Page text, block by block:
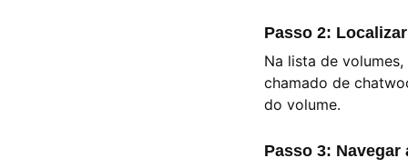
Passo 2:
Na lista de
chamado de
do volume.
Passo 3: Navegar